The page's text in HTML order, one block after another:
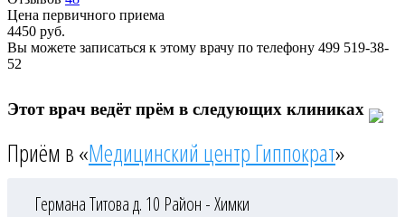
Цена первичного приема
4450 руб.
Вы можете записаться к этому врачу по телефону 499 519-38-
52
Этот врач ведёт прём в следующих клиниках
Приём в «Медицинский центр Гиппократ»
Германа Титова д. 10 Район - Химки